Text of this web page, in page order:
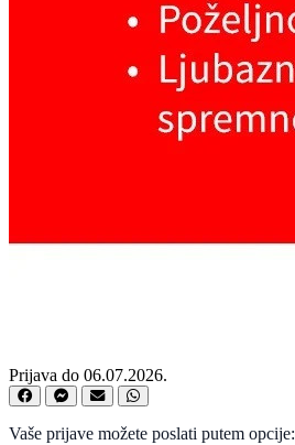
Prijava do 06.07.2026.
Vaše prijave možete poslati putem opcije: